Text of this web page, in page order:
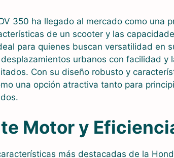
350 ha llegado al mercado como una
de un scooter y las
para quienes buscan versatilidad en
urbanos con facilidad y
Con su diseño robusto y
una opción atractiva tanto para
Motor y
más destacadas de la